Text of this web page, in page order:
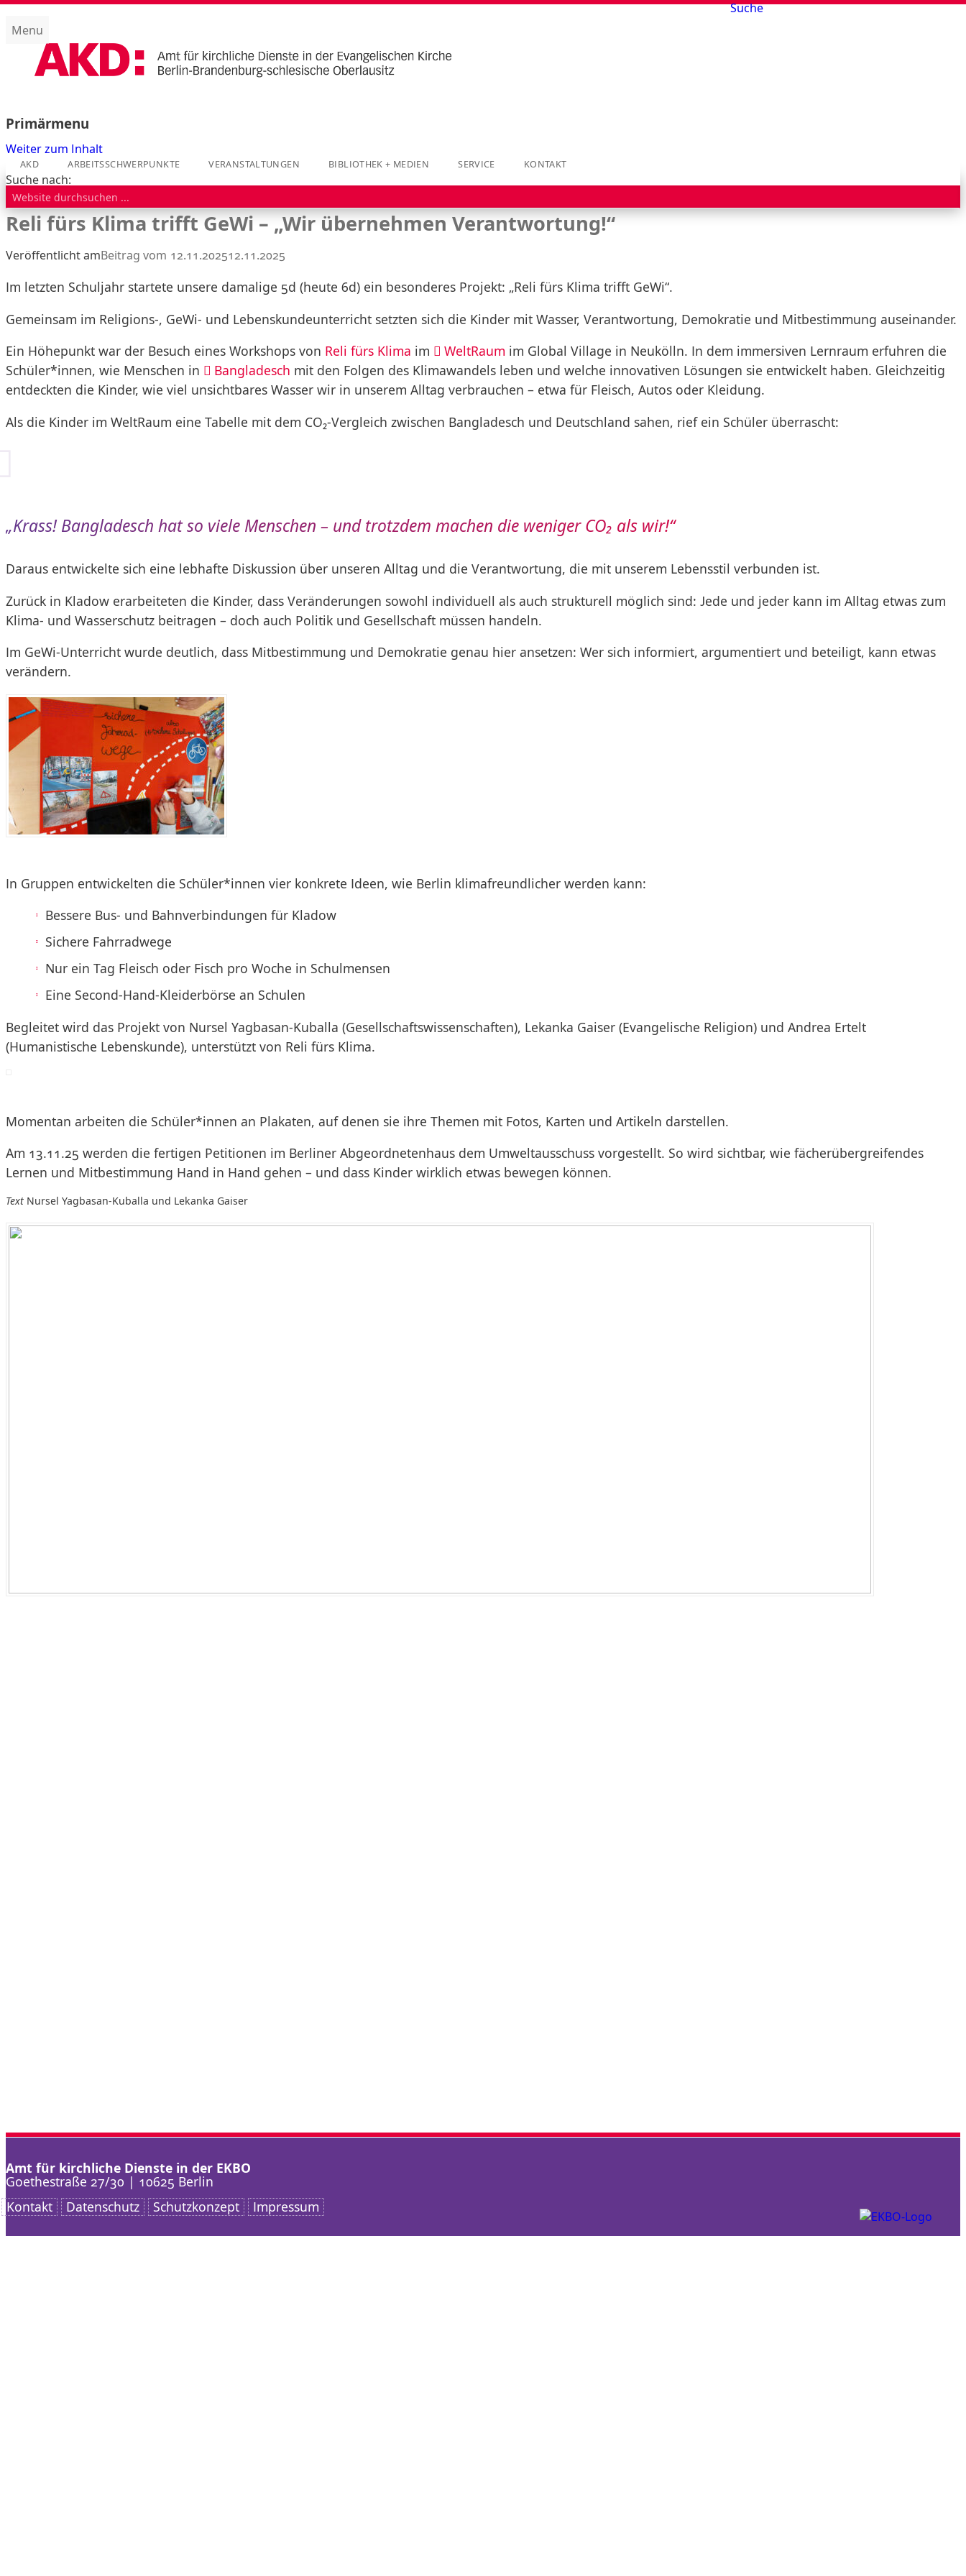
Menu
Amt für kirchliche Dienste (AKD)
Primärmenu
Weiter zum Inhalt
AKD ARBEITSSCHWERPUNKTE VERANSTALTUNGEN BIBLIOTHEK + MEDIEN SERVICE KONTAKT
Suche
Suche nach:
Reli fürs Klima trifft GeWi – „Wir übernehmen Verantwortung!“
Veröffentlicht am 12.11.202512.11.2025
Im letzten Schuljahr startete unsere damalige 5d (heute 6d) ein besonderes Projekt: „Reli fürs Klima trifft GeWi“.
Gemeinsam im Religions-, GeWi- und Lebenskundeunterricht setzten sich die Kinder mit Wasser, Verantwortung, Demokratie und Mitbestimmung auseinander.
Ein Höhepunkt war der Besuch eines Workshops von Reli fürs Klima im WeltRaum im Global Village in Neukölln. In dem immersiven Lernraum erfuhren die
Schüler*innen, wie Menschen in
Bangladesch mit den Folgen des Klimawandels leben und welche innovativen Lösungen sie entwickelt haben. Gleichzeitig
entdeckten die Kinder, wie viel unsichtbares Wasser wir in unserem Alltag verbrauchen – etwa für Fleisch, Autos oder Kleidung.
Als die Kinder im WeltRaum eine Tabelle mit dem CO₂-Vergleich zwischen Bangladesch und Deutschland sahen, rief ein Schüler überrascht:
„Krass! Bangladesch hat so viele Menschen – und trotzdem machen die weniger CO₂ als wir!“
Daraus entwickelte sich eine lebhafte Diskussion über unseren Alltag und die Verantwortung, die mit unserem Lebensstil verbunden ist.
Zurück in Kladow erarbeiteten die Kinder, dass Veränderungen sowohl individuell als auch strukturell möglich sind: Jede und jeder kann im Alltag etwas zum
Klima- und Wasserschutz beitragen – doch auch Politik und Gesellschaft müssen handeln.
Im GeWi-Unterricht wurde deutlich, dass Mitbestimmung und Demokratie genau hier ansetzen: Wer sich informiert, argumentiert und beteiligt, kann etwas
verändern.
In Gruppen entwickelten die Schüler*innen vier konkrete Ideen, wie Berlin klimafreundlicher werden kann:
Bessere Bus- und Bahnverbindungen für Kladow
Sichere Fahrradwege
Nur ein Tag Fleisch oder Fisch pro Woche in Schulmensen
Eine Second-Hand-Kleiderbörse an Schulen
Begleitet wird das Projekt von Nursel Yagbasan-Kuballa (Gesellschaftswissenschaften), Lekanka Gaiser (Evangelische Religion) und Andrea Ertelt
(Humanistische Lebenskunde), unterstützt von Reli fürs Klima.
Momentan arbeiten die Schüler*innen an Plakaten, auf denen sie ihre Themen mit Fotos, Karten und Artikeln darstellen.
Am 13.11.25 werden die fertigen Petitionen im Berliner Abgeordnetenhaus dem Umweltausschuss vorgestellt. So wird sichtbar, wie fächerübergreifendes
Lernen und Mitbestimmung Hand in Hand gehen – und dass Kinder wirklich etwas bewegen können.
Text Nursel Yagbasan-Kuballa und Lekanka Gaiser
Amt für kirchliche Dienste in der EKBO
Goethestraße 27/30 | 10625 Berlin
Kontakt
Datenschutz Schutzkonzept Impressum